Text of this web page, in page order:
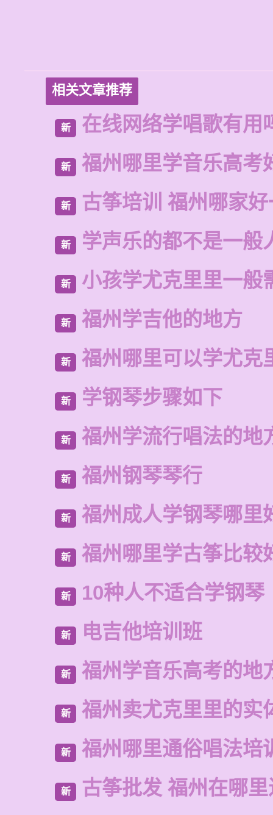
相关文章推荐
新 在线网络学唱歌有用
新 福州哪里学音乐高考
新 古筝培训 福州哪家
新 学声乐的都不是一般
新 小孩学尤克里里一般
新 福州学吉他的地方
新 福州哪里可以学尤克
新 学钢琴步骤如下
新 福州学流行唱法的地
新 福州钢琴琴行
新 福州成人学钢琴哪里
新 福州哪里学古筝比较
新 10种人不适合学钢琴
新 电吉他培训班
新 福州学音乐高考的地
新 福州卖尤克里里的实
新 福州哪里通俗唱法培
新 古筝批发 福州在哪